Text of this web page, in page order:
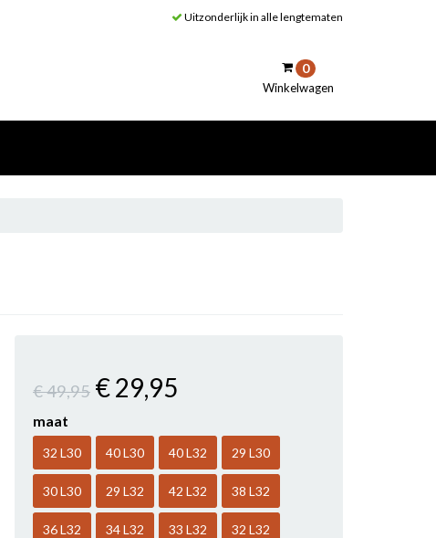
Uitzonderlijk in alle lengtematen
0
Winkelwagen
€ 49,95 € 29,95
maat
32 L30 40 L30 40 L32 29 L30
30 L30 29 L32 42 L32 38 L32
36 L32 34 L32 33 L32 32 L32